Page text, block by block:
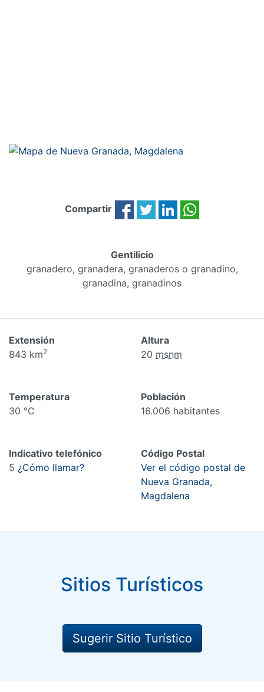
Compartir
Gentilicio
granadero, granadera, granaderos o granadino,
granadina, granadinos
Extensión
843 km2
Altura
20 msnm
Temperatura
30 °C
Población
16.006 habitantes
Indicativo telefónico
5 ¿Cómo llamar?
Código Postal
Ver el código postal de
Nueva Granada,
Magdalena
Sitios Turísticos
Sugerir Sitio Turístico